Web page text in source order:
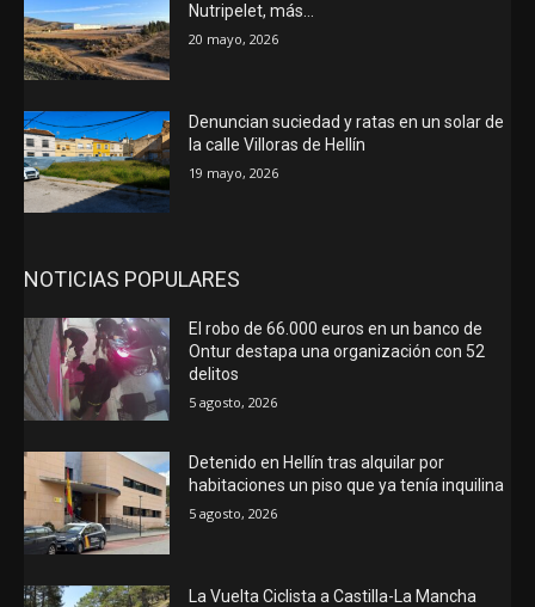
Nutripelet, más…
20 mayo, 2026
Denuncian suciedad y ratas en un solar de
la calle Villoras de Hellín
19 mayo, 2026
NOTICIAS POPULARES
El robo de 66.000 euros en un banco de
Ontur destapa una organización con 52
delitos
5 agosto, 2026
Detenido en Hellín tras alquilar por
habitaciones un piso que ya tenía inquilina
5 agosto, 2026
La Vuelta Ciclista a Castilla-La Mancha